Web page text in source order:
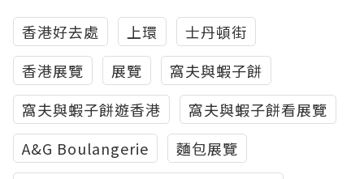
香港好去處 上環
士丹頓街
香港展覽
展覽
窩夫與蝦子餅
窩夫與蝦子餅遊香港
窩夫與蝦子餅看展覽
A&G Boulangerie
麵包展覽